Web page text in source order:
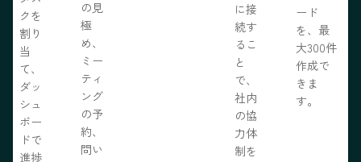
クを
割り
当
て、
ダッ
シュ
ボー
ドで
進捗
の見
極
め、
ミー
ティ
ング
の予
約、
問い
に接
続す
るこ
と
で、
社内
の協
力体
制を
ード
を、最
大300件
作成で
きま
す。